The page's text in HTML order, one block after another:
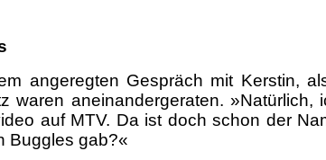
angeregten Gespräch mit Kerstin,
waren aneinandergeraten.
auf MTV. Da ist doch schon der
Buggles gab?«